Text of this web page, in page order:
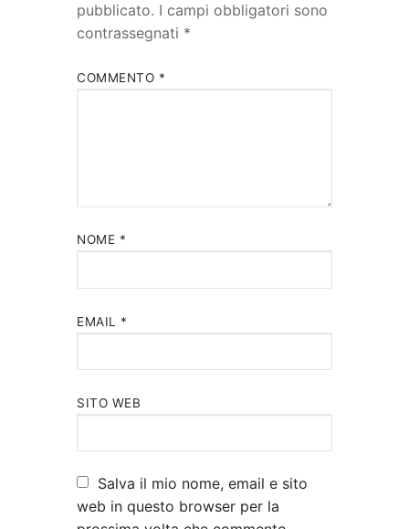
pubblicato. I campi obbligatori sono
contrassegnati *
COMMENTO *
NOME *
EMAIL *
SITO WEB
Salva il mio nome, email e sito
web in questo browser per la